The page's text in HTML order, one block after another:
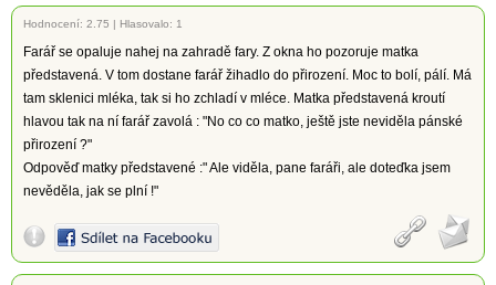
Hodnocení: 2.75 | Hlasovalo: 1
Farář se opaluje nahej na zahradě fary. Z okna ho pozoruje matka
představená. V tom dostane farář žihadlo do přirození. Moc to bolí, pálí. Má
tam sklenici mléka, tak si ho zchladí v mléce. Matka představená kroutí
hlavou tak na ní farář zavolá : "No co co matko, ještě jste neviděla pánské
přirození ?"
Odpověď matky představené :" Ale viděla, pane faráři, ale doteďka jsem
nevěděla, jak se plní !"